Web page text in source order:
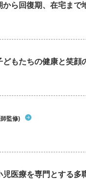
から回復期、在宅ま
どもたちの健康と笑
監修)
児医療を専門とする